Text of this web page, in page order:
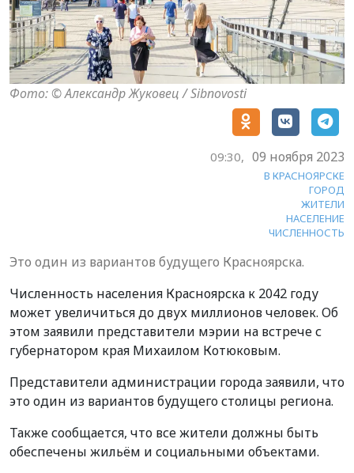
Фото: © Александр Жуковец / Sibnovosti
09:30, 09 ноября 2023
В КРАСНОЯРСКЕ
ГОРОД
ЖИТЕЛИ
НАСЕЛЕНИЕ
ЧИСЛЕННОСТЬ
Это один из вариантов будущего Красноярска.
Численность населения Красноярска к 2042 году
может увеличиться до двух миллионов человек. Об
этом заявили представители мэрии на встрече с
губернатором края Михаилом Котюковым.
Представители администрации города заявили, что
это один из вариантов будущего столицы региона.
Также сообщается, что все жители должны быть
обеспечены жильём и социальными объектами.